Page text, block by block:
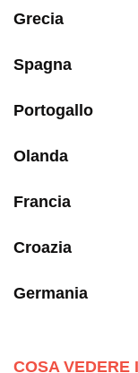
Grecia
Spagna
Portogallo
Olanda
Francia
Croazia
Germania
COSA VEDERE